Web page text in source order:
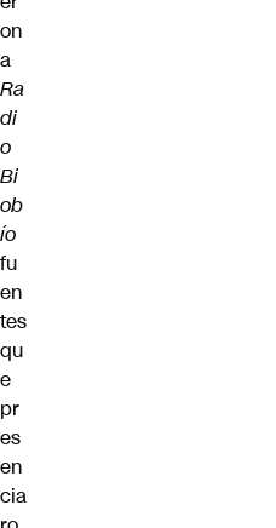
on
a
Ra
di
o
Bi
ob
ío
fu
en
tes
qu
e
pr
es
en
cia